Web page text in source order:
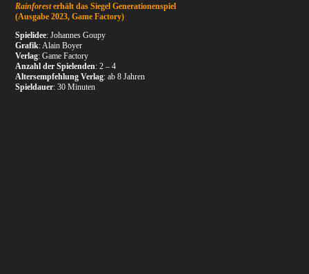
Rainforesterhält das Siegel Generationenspiel
(Ausgabe 2023, Game Factory)
Spielidee: Johannes Goupy
Grafik: Alain Boyer
Verlag: Game Factory
Anzahl der Spielenden: 2 – 4
Altersempfehlung Verlag: ab 8 Jahren
Spieldauer: 30 Minuten